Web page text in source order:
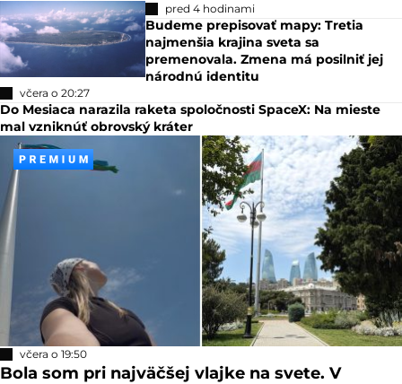
pred 4 hodinami
Budeme prepisovať mapy: Tretia
najmenšia krajina sveta sa
premenovala. Zmena má posilniť jej
národnú identitu
včera o 20:27
Do Mesiaca narazila raketa spoločnosti SpaceX: Na mieste
mal vzniknúť obrovský kráter
včera o 19:50
Bola som pri najväčšej vlajke na svete. V